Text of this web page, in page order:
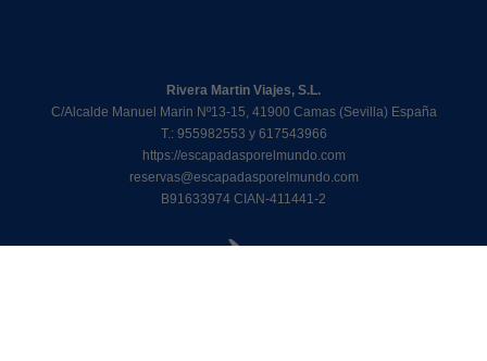
Rivera Martin Viajes, S.L.
C/Alcalde Manuel Marin Nº13-15, 41900 Camas (Sevilla) España
T.: 955982553 y 617543966
https://escapadasporelmundo.com
reservas@escapadasporelmundo.com
B91633974 CIAN-411441-2